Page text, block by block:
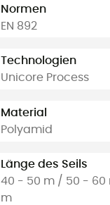
Normen
EN 892
Technologien
Unicore Process
Material
Polyamid
Länge des Seils
40 - 50 m / 50 - 60
m